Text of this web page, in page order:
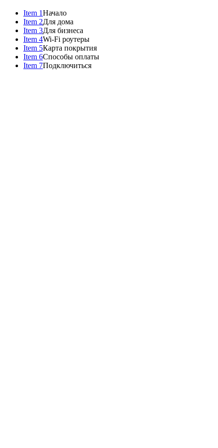
Item 1Начало
Item 2Для дома
Item 3Для бизнеса
Item 4Wi-Fi роутеры
Item 5Карта покрытия
Item 6Способы оплаты
Item 7Подключиться